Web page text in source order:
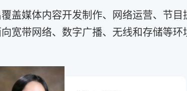
盖媒体内容开发制作、网络运营、节
宽带网络、数字广播、无线和存储等环